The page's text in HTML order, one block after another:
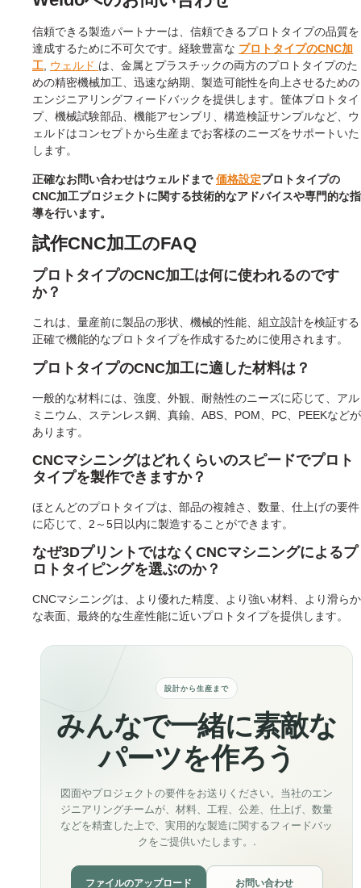
信頼できる製造パートナーは、信頼できるプロトタイプの品質を
達成するために不可欠です。経験豊富な プロトタイプのCNC加
工, ウェルド は、金属とプラスチックの両方のプロトタイプのた
めの精密機械加工、迅速な納期、製造可能性を向上させるための
エンジニアリングフィードバックを提供します。筐体プロトタイ
プ、機械試験部品、機能アセンブリ、構造検証サンプルなど、ウ
ェルドはコンセプトから生産までお客様のニーズをサポートいた
します。
正確なお問い合わせはウェルドまで価格設定プロトタイプの
CNC加工プロジェクトに関する技術的なアドバイスや専門的な指
導を行います。
試作CNC加工のFAQ
プロトタイプのCNC加工は何に使われるのです
か？
これは、量産前に製品の形状、機械的性能、組立設計を検証する
正確で機能的なプロトタイプを作成するために使用されます。
プロトタイプのCNC加工に適した材料は？
一般的な材料には、強度、外観、耐熱性のニーズに応じて、アル
ミニウム、ステンレス鋼、真鍮、ABS、POM、PC、PEEKなどが
あります。
CNCマシニングはどれくらいのスピードでプロト
タイプを製作できますか？
ほとんどのプロトタイプは、部品の複雑さ、数量、仕上げの要件
に応じて、2～5日以内に製造することができます。
なぜ3DプリントではなくCNCマシニングによるプ
ロトタイピングを選ぶのか？
CNCマシニングは、より優れた精度、より強い材料、より滑らか
な表面、最終的な生産性能に近いプロトタイプを提供します。
設計から生産まで
みんなで一緒に素敵な
パーツを作ろう
図面やプロジェクトの要件をお送りください。当社のエン
ジニアリングチームが、材料、工程、公差、仕上げ、数量
などを精査した上で、実用的な製造に関するフィードバッ
クをご提供いたします。.
ファイルのアップロード お問い合わせ